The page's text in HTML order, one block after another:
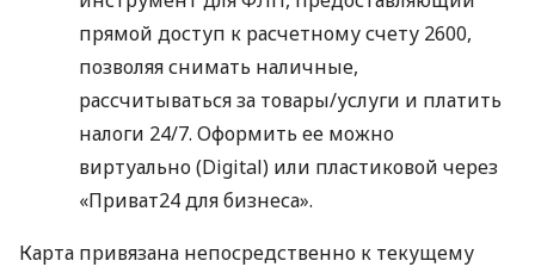
прямой доступ к расчетному счету 2600,
позволяя снимать наличные,
рассчитываться за товары/услуги и платить
налоги 24/7. Оформить ее можно
виртуально (Digital) или пластиковой через
«Приват24 для бизнеса».
Карта привязана непосредственно к текущему